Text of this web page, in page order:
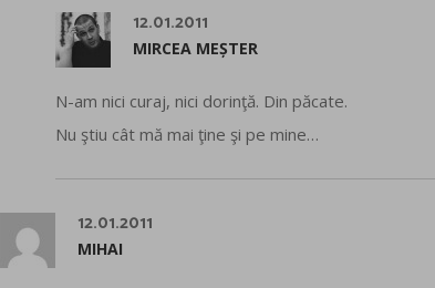
12.01.2011
MIRCEA MEȘTER
N-am nici curaj, nici dorinţă. Din păcate.
Nu ştiu cât mă mai ţine şi pe mine…
12.01.2011
MIHAI